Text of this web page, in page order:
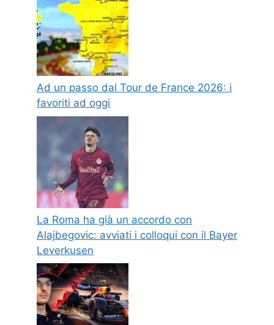
Ad un passo dal Tour de France 2026: i
favoriti ad oggi
La Roma ha già un accordo con
Alajbegovic: avviati i colloqui con il Bayer
Leverkusen